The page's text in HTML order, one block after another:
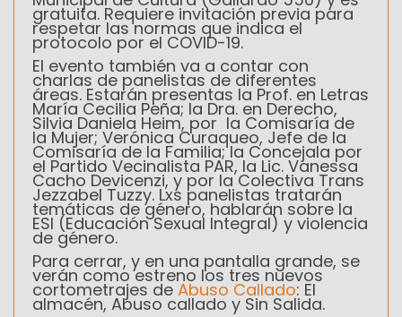
gratuita. Requiere invitación previa para
respetar las normas que indica el
protocolo por el COVID-19.
El evento también va a contar con
charlas de panelistas de diferentes
áreas. Estarán presentas la Prof. en Letras
María Cecilia Peña; la Dra. en Derecho,
Silvia Daniela Heim, por la Comisaría de
la Mujer; Verónica Curaqueo, Jefe de la
Comisaría de la Familia; la Concejala por
el Partido Vecinalista PAR, la Lic. Vanessa
Cacho Devicenzi, y por la Colectiva Trans
Jezzabel Tuzzy. Lxs panelistas tratarán
temáticas de género, hablarán sobre la
ESI (Educación Sexual Integral) y violencia
de género.
Para cerrar, y en una pantalla grande, se
verán como estreno los tres nuevos
cortometrajes de Abuso Callado: El
almacén, Abuso callado y Sin Salida.